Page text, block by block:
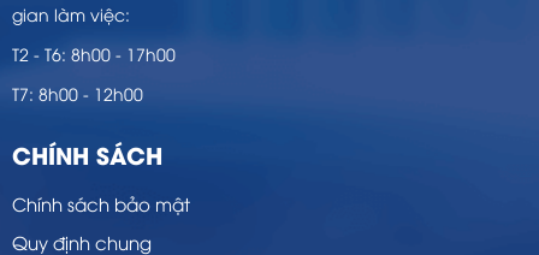
gian làm việc:
T2 - T6: 8h00 - 17h00
T7: 8h00 - 12h00
CHÍNH SÁCH
Chính sách bảo mật
Quy định chung